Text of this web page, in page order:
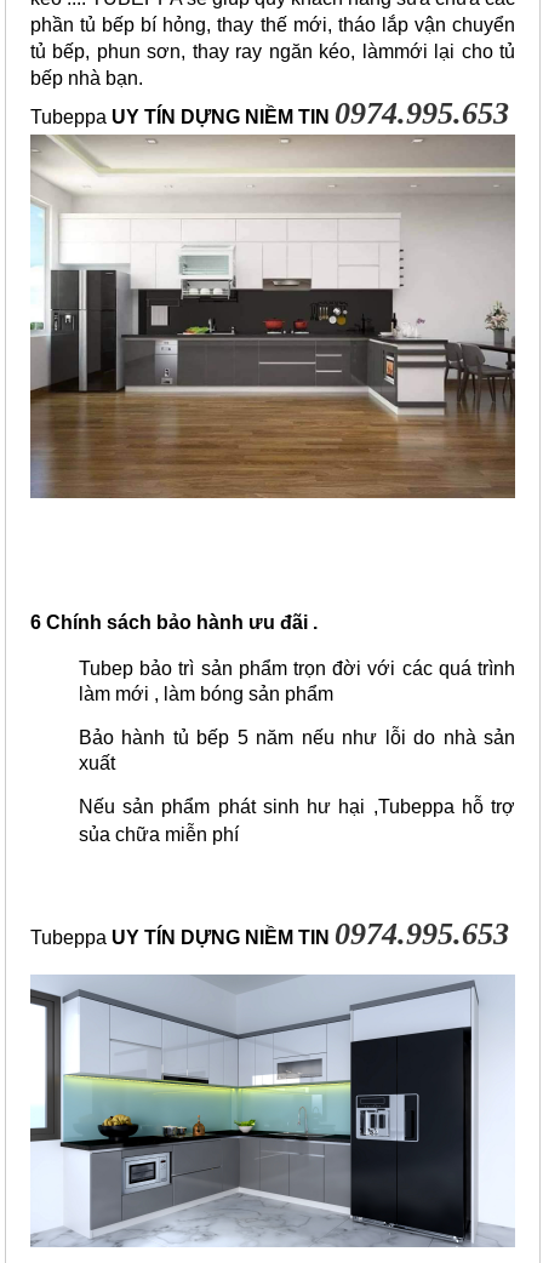
phần tủ bếp bí hỏng, thay thế mới, tháo lắp vận chuyển
tủ bếp, phun sơn, thay ray ngăn kéo, làmmới lại cho tủ
bếp nhà bạn.
Tubeppa UY TÍN DỰNG NIỀM TIN 0974.995.653
6 Chính sách bảo hành ưu đãi .
Tubep bảo trì sản phẩm trọn đời với các quá trình
làm mới , làm bóng sản phẩm
Bảo hành tủ bếp 5 năm nếu như lỗi do nhà sản
xuất
Nếu sản phẩm phát sinh hư hại ,Tubeppa hỗ trợ
sủa chữa miễn phí
Tubeppa UY TÍN DỰNG NIỀM TIN 0974.995.653